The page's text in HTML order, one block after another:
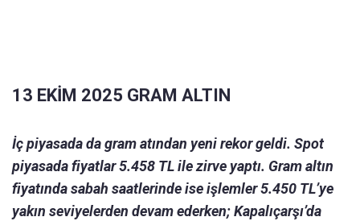
13 EKİM 2025 GRAM ALTIN
İç piyasada da gram atından yeni rekor geldi. Spot
piyasada fiyatlar 5.458 TL ile zirve yaptı. Gram altın
fiyatında sabah saatlerinde ise işlemler 5.450 TL’ye
yakın seviyelerden devam ederken; Kapalıçarşı’da